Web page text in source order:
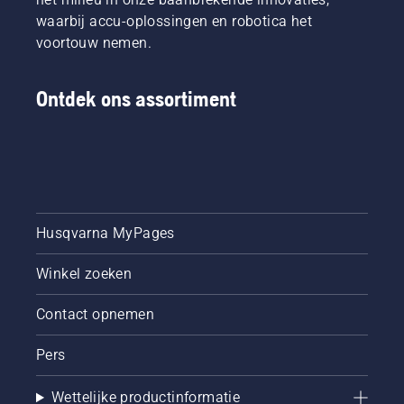
zijn onze
meest
video te
zien.
Dit
van
zaagblad
korte
te leren
Controleer
eerst uw
waarbij accu-oplossingen en robotica het
voortouw nemen.
Ontdek ons assortiment
Husqvarna MyPages
Winkel zoeken
Contact opnemen
Pers
Wettelijke productinformatie